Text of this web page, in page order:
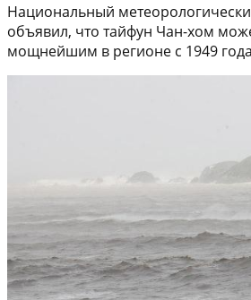
Национальный
объявил, что тайфун Чан-хом
мощнейшим в регионе с 1949